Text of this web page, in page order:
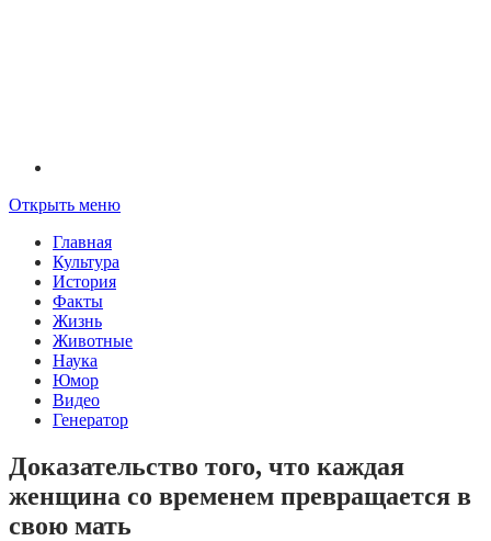
Открыть меню
Главная
Культура
История
Факты
Жизнь
Животные
Наука
Юмор
Видео
Генератор
Доказательство того, что каждая
женщина со временем превращается в
свою мать